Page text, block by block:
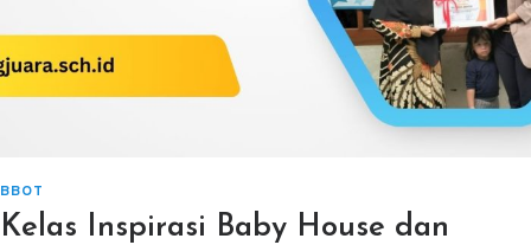
BBOT
Kelas Inspirasi Baby House dan